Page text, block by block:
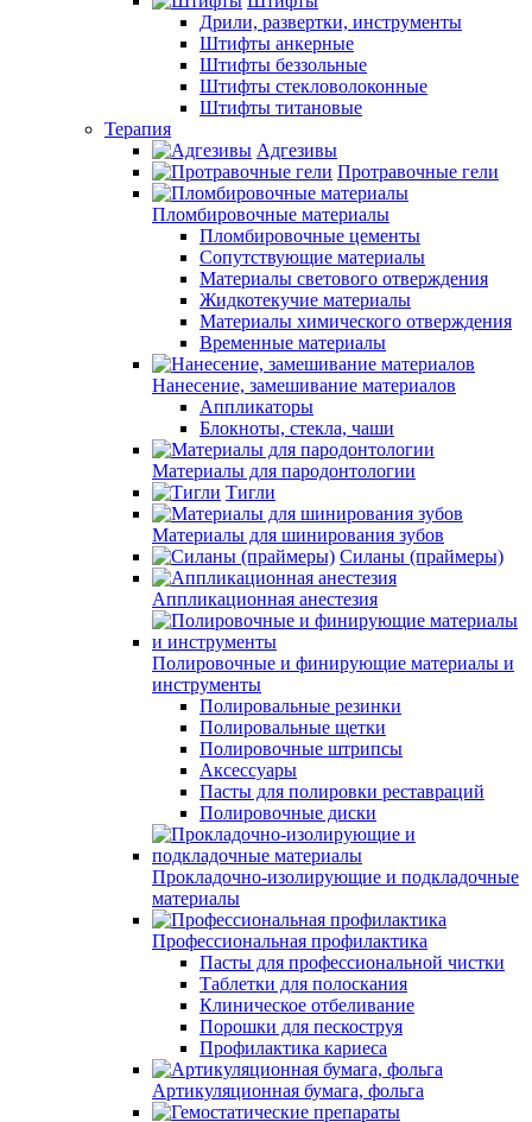
Дрили, развертки, инструменты
Штифты анкерные
Штифты беззольные
Штифты стекловолоконные
Штифты титановые
Терапия
Адгезивы
Протравочные гели
Пломбировочные материалы
Пломбировочные цементы
Сопутствующие материалы
Материалы светового отверждения
Жидкотекучие материалы
Материалы химического отверждения
Временные материалы
Нанесение, замешивание материалов
Аппликаторы
Блокноты, стекла, чаши
Материалы для пародонтологии
Тигли
Материалы для шинирования зубов
Силаны (праймеры)
Аппликационная анестезия
Полировочные и финирующие материалы и
инструменты
Полировальные резинки
Полировальные щетки
Полировочные штрипсы
Аксессуары
Пасты для полировки реставраций
Полировочные диски
Прокладочно-изолирующие и подкладочные
материалы
Профессиональная профилактика
Пасты для профессиональной чистки
Таблетки для полоскания
Клиническое отбеливание
Порошки для пескоструя
Профилактика кариеса
Артикуляционная бумага, фольга